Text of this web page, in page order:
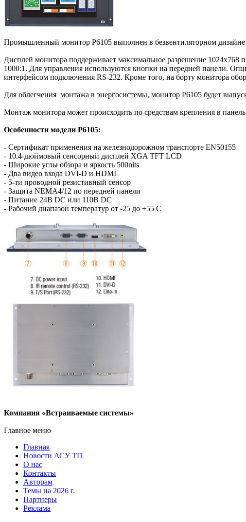
Промышленный монитор P6105 выполнен в безвентиляторном
Дисплей монитора поддерживает максимальное разрешение 1024x768
1000:1. Для управления используются кнопки на передней панели.
интерфейсом подключения RS-232. Кроме того, на борту монитора
Для облегчения монтажа в энергосистемы, монитор P6105 будет
Монтаж монитора может происходить по средствам крепления в
Особенности модели P6105:
- Сертификат применения на железнодорожном транспорте EN50155
- 10.4-дюймовый сенсорный дисплей XGA TFT LCD
- Широкие углы обзора и яркость 500nits
- Два видео входа DVI-D и HDMI
- 5-ти проводной резистивный сенсор
- Защита NEMA4/12 по передней панели
- Питание 24В DC или 110В DC
- Рабочий диапазон температур от -25 до +55 С
Компания «Встраиваемые системы»
Главное меню
Главная
Новости АСУ ТП
О нас
Контакты
Авторам
Темы на 2026 г.
Партнеры
Реклама